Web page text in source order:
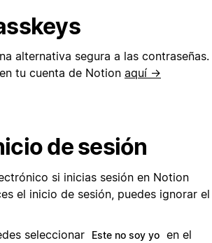
alternativa segura a las contraseñas.
tu cuenta de Notion aquí →
de sesión
si inicias sesión en Notion
el inicio de sesión, puedes ignorar el
seleccionar
Este no soy yo en el